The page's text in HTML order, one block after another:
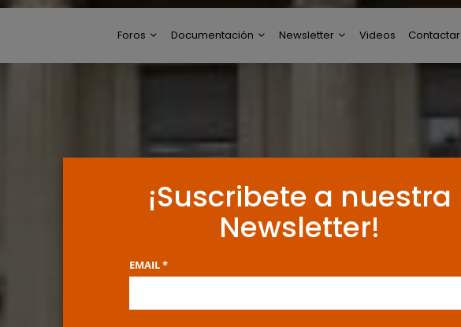
Foros
Encuestas
Documentación Newsletter Videos Contactar
¡Suscribete a nuestra
Newsletter!
EMAIL *